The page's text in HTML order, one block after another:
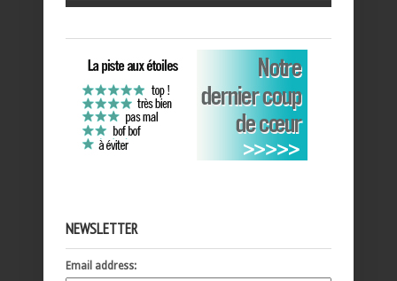
NEWSLETTER
Email address: